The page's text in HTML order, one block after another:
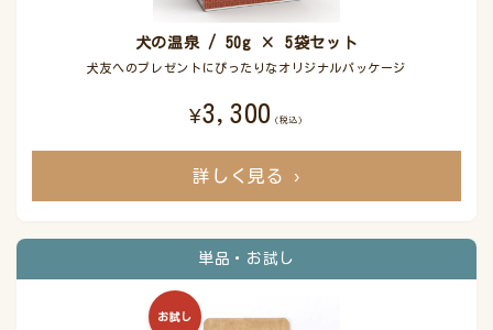
犬の温泉 / 50g × 5袋セット
犬友へのプレゼントにぴったりなオリジナルパッケージ
¥3,300 (税込)
詳しく見る ›
単品・お試し
お試し